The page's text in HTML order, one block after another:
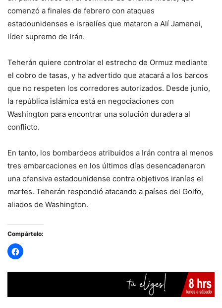
comenzó a finales de febrero con ataques
estadounidenses e israelíes que mataron a Alí Jamenei,
líder supremo de Irán.
Teherán quiere controlar el estrecho de Ormuz mediante
el cobro de tasas, y ha advertido que atacará a los barcos
que no respeten los corredores autorizados. Desde junio,
la república islámica está en negociaciones con
Washington para encontrar una solución duradera al
conflicto.
En tanto, los bombardeos atribuidos a Irán contra al menos
tres embarcaciones en los últimos días desencadenaron
una ofensiva estadounidense contra objetivos iraníes el
martes. Teherán respondió atacando a países del Golfo,
aliados de Washington.
Compártelo: